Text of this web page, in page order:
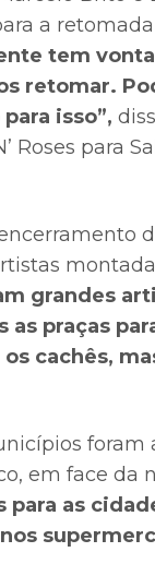
a
tem
retomar.
isso”,
Roses para
grandes
praças
cachês,
foram
em face da
as